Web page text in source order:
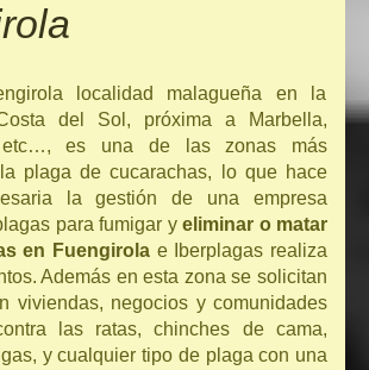
localidad malagueña en la
del Sol, próxima a Marbella,
etc…, es una de las zonas más
plaga de cucarachas, lo que hace
la gestión de una empresa
para fumigar y eliminar o matar
en Fuengirola e Iberplagas realiza
Además en esta zona se solicitan
viviendas, negocios y comunidades
las ratas, chinches de cama,
y cualquier tipo de plaga con una